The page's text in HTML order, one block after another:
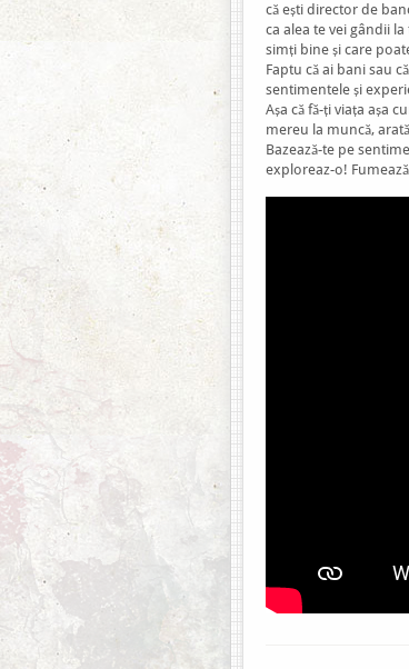
că ești director de
ca alea te vei gândii
simți bine și care
Faptu că ai bani sau
sentimentele și
Așa că fă-ți viața așa
mereu la muncă,
Bazează-te pe
exploreaz-o!